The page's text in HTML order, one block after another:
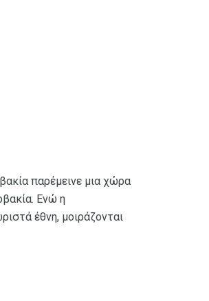
παρέμεινε μια χώρα
Ενώ η
έθνη, μοιράζονται